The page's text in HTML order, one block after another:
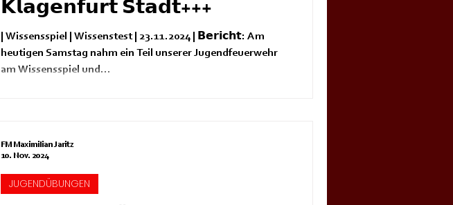
𝗞𝗹𝗮𝗴𝗲𝗻𝗳𝘂𝗿𝘁 𝗦𝘁𝗮𝗱𝘁+++
| Wissensspiel | Wissenstest | 23.11.2024 | 𝗕𝗲𝗿𝗶𝗰𝗵𝘁: Am
heutigen Samstag nahm ein Teil unserer Jugendfeuerwehr
am Wissensspiel und...
JUGENDÜBUNGEN
FM Maximilian Jaritz
10. Nov. 2024